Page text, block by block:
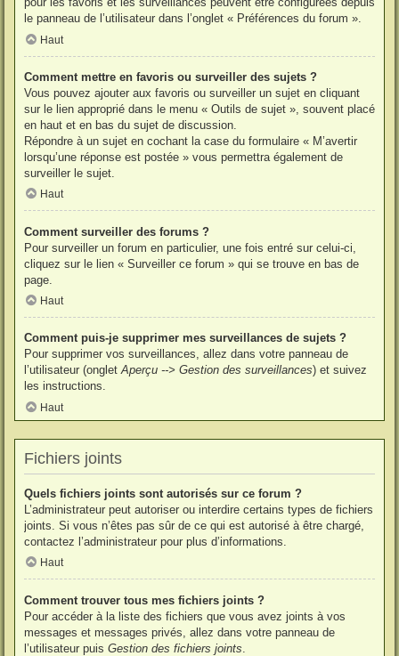
le panneau de l’utilisateur dans l’onglet « Préférences du forum ».
Haut
Comment mettre en favoris ou surveiller des sujets ?
Vous pouvez ajouter aux favoris ou surveiller un sujet en cliquant
sur le lien approprié dans le menu « Outils de sujet », souvent placé
en haut et en bas du sujet de discussion.
Répondre à un sujet en cochant la case du formulaire « M’avertir
lorsqu’une réponse est postée » vous permettra également de
surveiller le sujet.
Haut
Comment surveiller des forums ?
Pour surveiller un forum en particulier, une fois entré sur celui-ci,
cliquez sur le lien « Surveiller ce forum » qui se trouve en bas de
page.
Haut
Comment puis-je supprimer mes surveillances de sujets ?
Pour supprimer vos surveillances, allez dans votre panneau de
l’utilisateur (ongletAperçu --> Gestion des surveillances) et suivez
les instructions.
Haut
Fichiers joints
Quels fichiers joints sont autorisés sur ce forum ?
L’administrateur peut autoriser ou interdire certains types de fichiers
joints. Si vous n’êtes pas sûr de ce qui est autorisé à être chargé,
contactez l’administrateur pour plus d’informations.
Haut
Comment trouver tous mes fichiers joints ?
Pour accéder à la liste des fichiers que vous avez joints à vos
messages et messages privés, allez dans votre panneau de
l’utilisateur puis Gestion des fichiers joints